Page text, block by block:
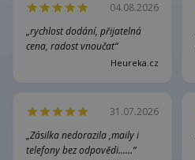
04.08.2026
„rychlost dodání, přijatelná
cena, radost vnoučat“
Heureka.cz
31.07.2026
„Zásilka nedorazila ,maily i
telefony bez odpovědi......“